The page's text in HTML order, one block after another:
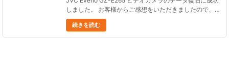
しました。 お客様からご感想をいただきましたので、
ご紹介します。 子供の思い出がとり出せない事にショ
ックを受けていた中、丁寧かつ迅速な対応をして下さ
り、......
続きを読む